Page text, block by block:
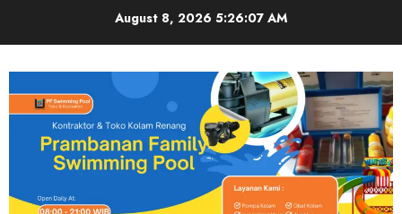
August 8, 2026 5:26:08 AM